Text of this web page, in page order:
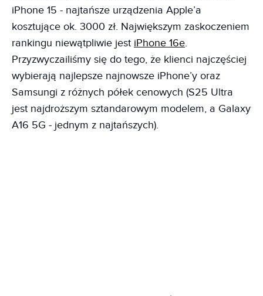
iPhone 15 - najtańsze urządzenia Apple’a
kosztujące ok. 3000 zł. Największym zaskoczeniem
rankingu niewątpliwie jest iPhone 16e.
Przyzwyczailiśmy się do tego, że klienci najczęściej
wybierają najlepsze najnowsze iPhone’y oraz
Samsungi z różnych półek cenowych (S25 Ultra
jest najdroższym sztandarowym modelem, a Galaxy
A16 5G - jednym z najtańszych).